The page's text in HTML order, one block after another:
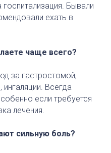
Бывали
ехать в
чаще всего?
за гастростомой,
Всегда
если требуется
лечения.
сильную боль?